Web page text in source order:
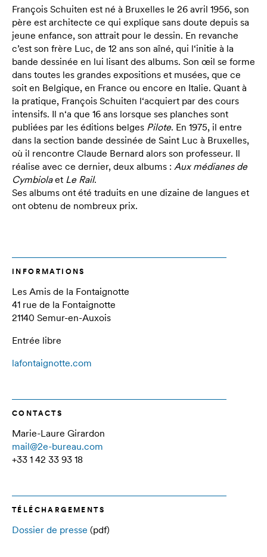
François Schuiten est né à Bruxelles le 26 avril 1956, son
père est architecte ce qui explique sans doute depuis sa
jeune enfance, son attrait pour le dessin. En revanche
c’est son frère Luc, de 12 ans son aîné, qui l‘initie à la
bande dessinée en lui lisant des albums. Son œil se forme
dans toutes les grandes expositions et musées, que ce
soit en Belgique, en France ou encore en Italie. Quant à
la pratique, François Schuiten l‘acquiert par des cours
intensifs. Il n‘a que 16 ans lorsque ses planches sont
publiées par les éditions belges Pilote. En 1975, il entre
dans la section bande dessinée de Saint Luc à Bruxelles,
où il rencontre Claude Bernard alors son professeur. Il
réalise avec ce dernier, deux albums : Aux médianes de
Cymbiolaet Le Rail.
Ses albums ont été traduits en une dizaine de langues et
ont obtenu de nombreux prix.
INFORMATIONS
Les Amis de la Fontaignotte
41 rue de la Fontaignotte
21140 Semur-en-Auxois
Entrée libre
lafontaignotte.com
CONTACTS
Marie-Laure Girardon
mail@2e-bureau.com
+33 1 42 33 93 18
TÉLÉCHARGEMENTS
Dossier de presse (pdf)